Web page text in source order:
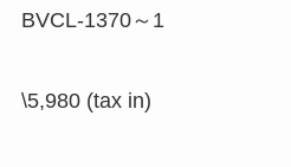
BVCL-1370～1
\5,980 (tax in)